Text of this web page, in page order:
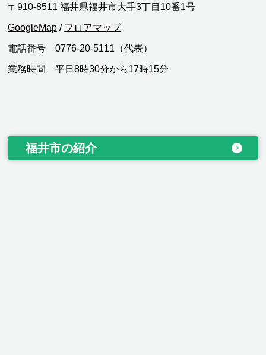
〒910-8511 福井県福井市大手3丁目10番1号
GoogleMap / フロアマップ
電話番号 0776-20-5111（代表）
業務時間 平日8時30分から17時15分
福井市の紹介